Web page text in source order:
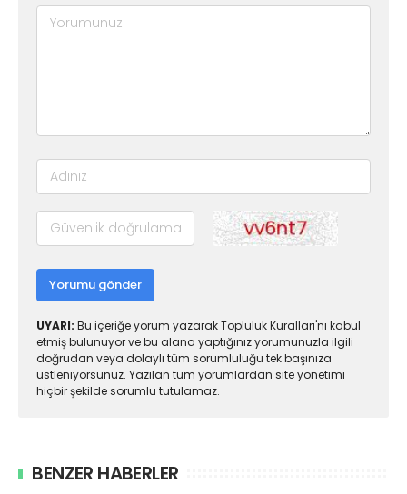
Yorumu gönder
UYARI: Bu içeriğe yorum yazarak Topluluk Kuralları'nı kabul
etmiş bulunuyor ve bu alana yaptığınız yorumunuzla ilgili
doğrudan veya dolaylı tüm sorumluluğu tek başınıza
üstleniyorsunuz. Yazılan tüm yorumlardan site yönetimi
hiçbir şekilde sorumlu tutulamaz.
BENZER HABERLER